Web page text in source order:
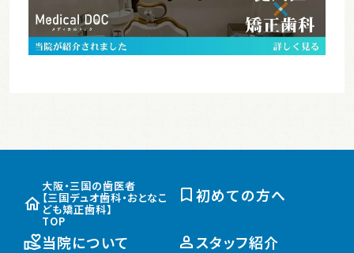
大阪・三国の歯医者
【三国デュオ歯科・おとなこ
ども矯正歯科】
TOP
初めての方へ
当院について
スタッフ紹介